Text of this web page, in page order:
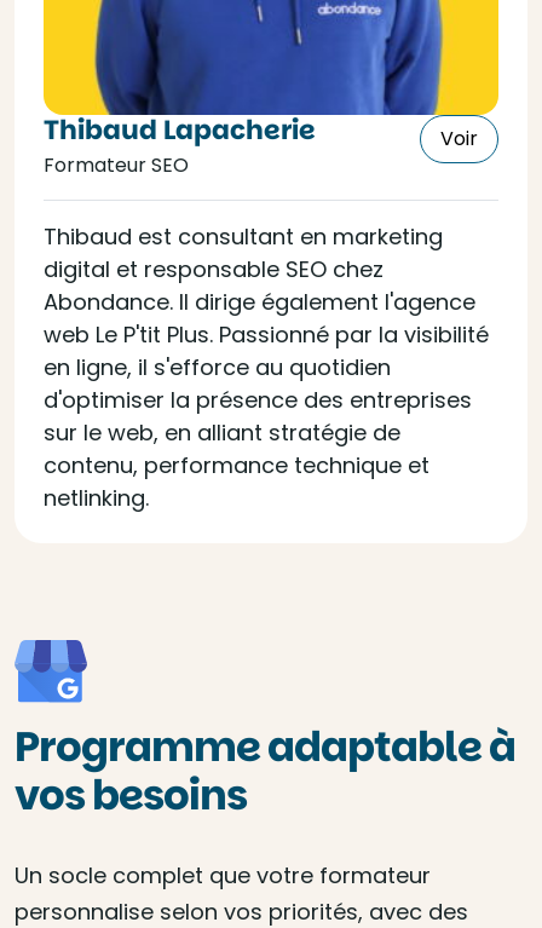
Thibaud Lapacherie
Formateur SEO
Voir
Thibaud est consultant en marketing
digital et responsable SEO chez
Abondance. Il dirige également l'agence
web Le P'tit Plus. Passionné par la visibilité
en ligne, il s'efforce au quotidien
d'optimiser la présence des entreprises
sur le web, en alliant stratégie de
contenu, performance technique et
netlinking.
Programme adaptable à
vos besoins
Un socle complet que votre formateur
personnalise selon vos priorités, avec des